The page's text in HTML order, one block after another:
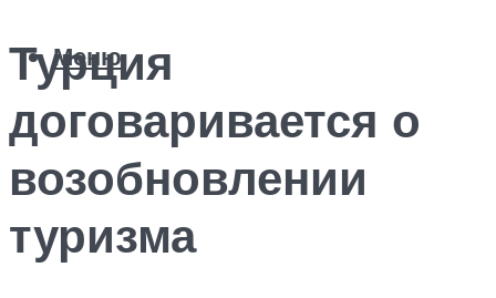
Меню
Турция
договаривается о
возобновлении
туризма